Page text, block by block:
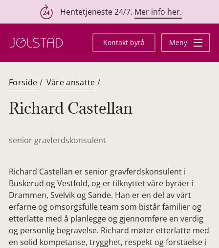
innhold
Hentetjeneste 24/7. Mer info her.
Kontakt byrå Meny
Forside / Våre ansatte /
Richard Castellan
senior gravferdskonsulent
Richard Castellan er senior gravferdskonsulent i
Buskerud og Vestfold, og er tilknyttet våre byråer i
Drammen, Svelvik og Sande. Han er en del av vårt
erfarne og omsorgsfulle team som bistår familier og
etterlatte med å planlegge og gjennomføre en verdig
og personlig begravelse. Richard møter etterlatte med
en solid kompetanse, trygghet, respekt og forståelse i